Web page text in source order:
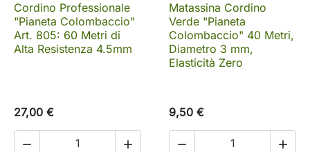
Cordino Professionale
"Pianeta Colombaccio"
Art. 805: 60 Metri di
Alta Resistenza 4.5mm
27,00 €
 
Matassina Cordino
Verde "Pianeta
Colombaccio" 40 Metri,
Diametro 3 mm,
Elasticità Zero
9,50 €
 